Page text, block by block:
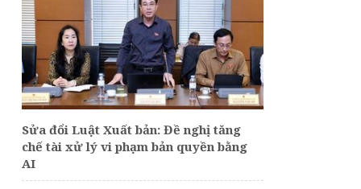
nhiều lần phẫu thuật
thẩm mỹ để lẩn trốn
[Infographic] Ngân
hàng Nhà nước cảnh
báo chiêu lừa bóc tách
chip trên thẻ chiếm
đoạt tài sản
Đổi mới công tác phổ
luật
Sửa đổi Luật Xuất bản: Đề nghị tăng
chế tài xử lý vi phạm bản quyền bằng
AI